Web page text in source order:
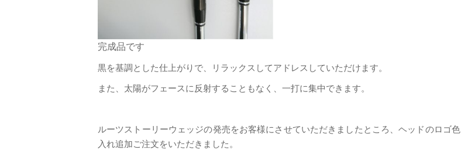
完成品です
黒を基調とした仕上がりで、リラックスしてアドレスしていただけます。
また、太陽がフェースに反射することもなく、一打に集中できます。
ルーツストーリーウェッジの発売をお客様にさせていただきましたところ、ヘッドのロゴ色
入れ追加ご注文をいただきました。